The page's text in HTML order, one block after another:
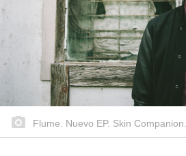
Flume. Nuevo EP. Skin